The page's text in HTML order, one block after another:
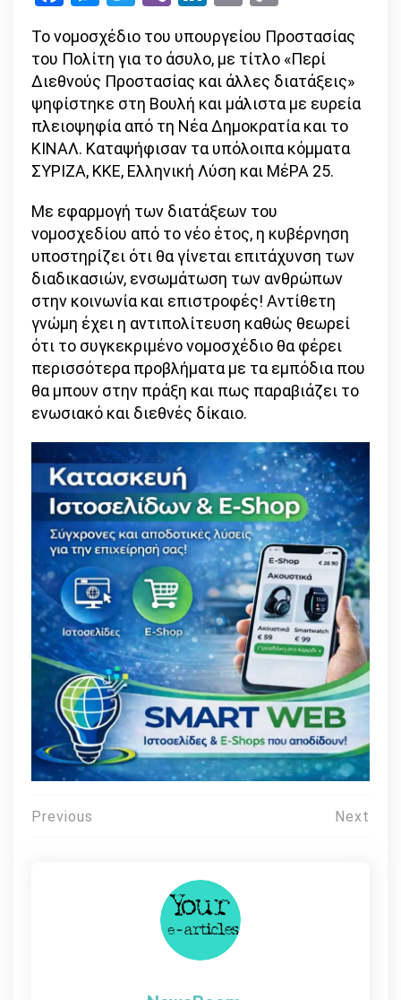
το
Το νομοσχέδιο του υπουργείου Προστασίας
του Πολίτη για το άσυλο, με τίτλο «Περί
Διεθνούς Προστασίας και άλλες διατάξεις»
ψηφίστηκε στη Βουλή και μάλιστα με ευρεία
πλειοψηφία από τη Νέα Δημοκρατία και το
ΚΙΝΑΛ. Καταψήφισαν τα υπόλοιπα κόμματα
ΣΥΡΙΖΑ, ΚΚΕ, Ελληνική Λύση και ΜέΡΑ 25.
Με εφαρμογή των διατάξεων του
νομοσχεδίου από το νέο έτος, η κυβέρνηση
υποστηρίζει ότι θα γίνεται επιτάχυνση των
διαδικασιών, ενσωμάτωση των ανθρώπων
στην κοινωνία και επιστροφές! Αντίθετη
γνώμη έχει η αντιπολίτευση καθώς θεωρεί
ότι το συγκεκριμένο νομοσχέδιο θα φέρει
περισσότερα προβλήματα με τα εμπόδια που
θα μπουν στην πράξη και πως παραβιάζει το
ενωσιακό και διεθνές δίκαιο.
Πλοήγηση
Previous Next